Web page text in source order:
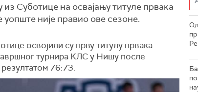
Суботице на освајању титуле првака
није правио ове сезоне.
освојили су прву титулу првака
турнира КЛС у Нишу после
76:73.